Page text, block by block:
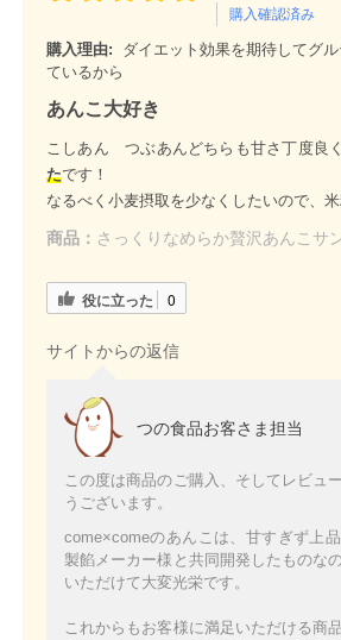
購入確認済み
購入理由:
ダイエット効果を期待してグ
ているから
あんこ大好き
こしあん つぶあんどちらも甘さ丁度良
たです！
なるべく小麦摂取を少なくしたいので、
商品： さっくりなめらか贅沢あんこサ
役に立った 0
サイトからの返信
つの食品お客さま担当
この度は商品のご購入、そしてレビュ
うございます。
come×comeのあんこは、甘すぎず上
製餡メーカー様と共同開発したものな
いただけて大変光栄です。
これからもお客様に満足いただける商